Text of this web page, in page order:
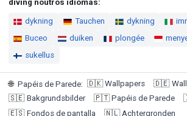
diving noutros idiomas:
dykning Tauchen dykning
Buceo
duiken plongée
sukellus
🌐 Papéis de Parede: 🇩🇰 Wallpapers 🇩🇪
🇸🇪 Bakgrundsbilder 🇵🇹 Papéis de Parede
🇪🇸 Fondos de pantalla 🇳🇱 Achtergronden